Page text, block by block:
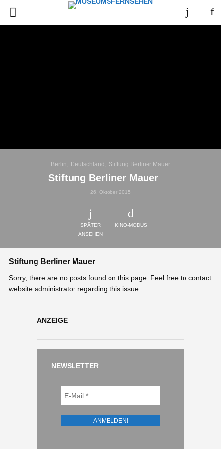
Berlin Deutschland Stiftung Berliner Mauer
Stiftung Berliner Mauer
26. Oktober 2015
SPÄTER
ANSEHEN
KINO-MODUS
Stiftung Berliner Mauer
Sorry, there are no posts found on this page. Feel free to contact
website administrator regarding this issue.
ANZEIGE
NEWSLETTER